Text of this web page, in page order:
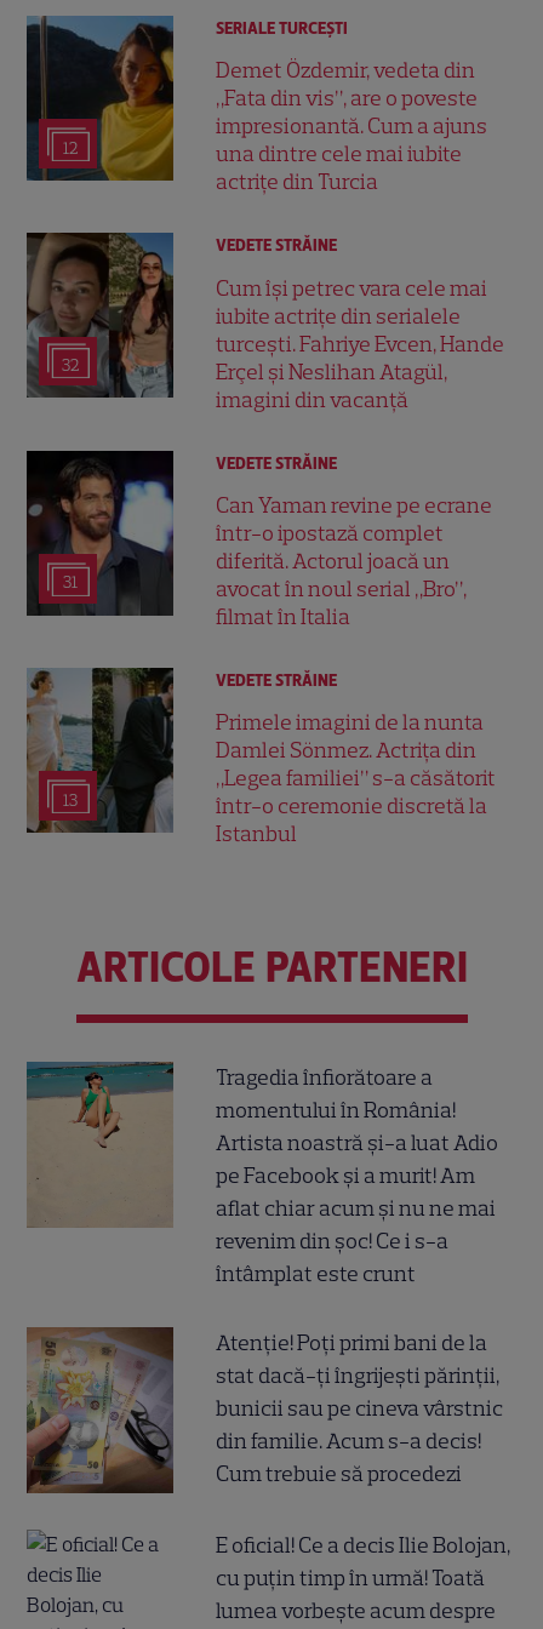
12
SERIALE TURCEŞTI
Demet Özdemir, vedeta din
„Fata din vis”, are o poveste
impresionantă. Cum a ajuns
una dintre cele mai iubite
actrițe din Turcia
32
VEDETE STRĂINE
Cum își petrec vara cele mai
iubite actrițe din serialele
turcești. Fahriye Evcen, Hande
Erçel și Neslihan Atagül,
imagini din vacanță
31
VEDETE STRĂINE
Can Yaman revine pe ecrane
într-o ipostază complet
diferită. Actorul joacă un
avocat în noul serial „Bro”,
filmat în Italia
13
VEDETE STRĂINE
Primele imagini de la nunta
Damlei Sönmez. Actrița din
„Legea familiei” s-a căsătorit
într-o ceremonie discretă la
Istanbul
ARTICOLE PARTENERI
Tragedia înfiorătoare a
momentului în România!
Artista noastră și-a luat Adio
pe Facebook și a murit! Am
aflat chiar acum și nu ne mai
revenim din șoc! Ce i s-a
întâmplat este crunt
Atenție! Poți primi bani de la
stat dacă-ți îngrijești părinții,
bunicii sau pe cineva vârstnic
din familie. Acum s-a decis!
Cum trebuie să procedezi
E oficial! Ce a decis Ilie Bolojan,
cu puțin timp în urmă! Toată
lumea vorbește acum despre